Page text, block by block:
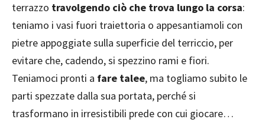
terrazzo travolgendo ciò che trova lungo la corsa:
teniamo i vasi fuori traiettoria o appesantiamoli con
pietre appoggiate sulla superficie del terriccio, per
evitare che, cadendo, si spezzino rami e fiori.
Teniamoci pronti a fare talee, ma togliamo subito le
parti spezzate dalla sua portata, perché si
trasformano in irresistibili prede con cui giocare…